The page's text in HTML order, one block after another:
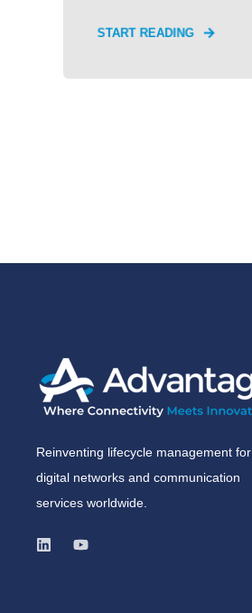
START READING
Reinventing lifecycle management for
digital networks and communication
services worldwide.